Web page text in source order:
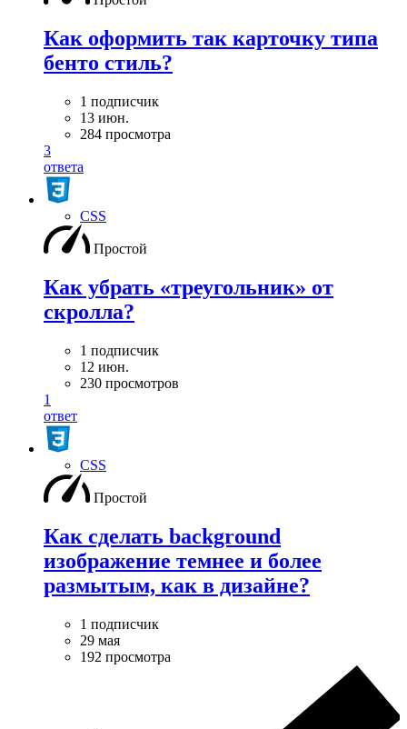
Как оформить так карточку типа
бенто стиль?
1 подписчик
13 июн.
284 просмотра
3
ответа
CSS
Простой
Как убрать «треугольник» от
скролла?
1 подписчик
12 июн.
230 просмотров
1
ответ
CSS
Простой
Как сделать background
изображение темнее и более
размытым, как в дизайне?
1 подписчик
29 мая
192 просмотра